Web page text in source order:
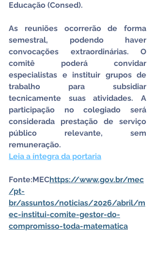
Educação (Consed).
As reuniões ocorrerão de forma
semestral, podendo haver
convocações extraordinárias. O
comitê poderá convidar
especialistas e instituir grupos de
trabalho para subsidiar
tecnicamente suas atividades. A
participação no colegiado será
considerada prestação de serviço
público relevante, sem
remuneração.
Leia a íntegra da portaria
Fonte:MEChttps://www.gov.br/mec
/pt-
br/assuntos/noticias/2026/abril/m
ec-institui-comite-gestor-do-
compromisso-toda-matematica